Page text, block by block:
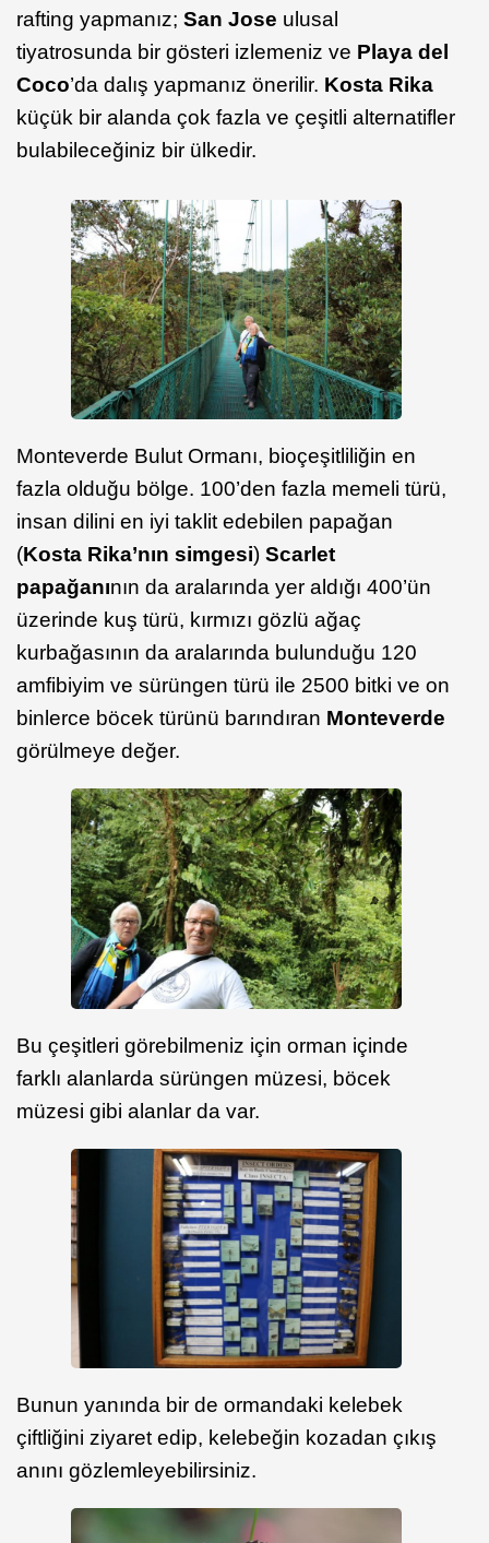
rafting yapmanız; San Jose ulusal
tiyatrosunda bir gösteri izlemeniz ve Playa del
Coco’da dalış yapmanız önerilir. Kosta Rika
küçük bir alanda çok fazla ve çeşitli alternatifler
bulabileceğiniz bir ülkedir.
Monteverde Bulut Ormanı, bioçeşitliliğin en
fazla olduğu bölge. 100’den fazla memeli türü,
insan dilini en iyi taklit edebilen papağan
(Kosta Rika’nın simgesi) Scarlet
papağanının da aralarında yer aldığı 400’ün
üzerinde kuş türü, kırmızı gözlü ağaç
kurbağasının da aralarında bulunduğu 120
amfibiyim ve sürüngen türü ile 2500 bitki ve on
binlerce böcek türünü barındıran Monteverde
görülmeye değer.
Bu çeşitleri görebilmeniz için orman içinde
farklı alanlarda sürüngen müzesi, böcek
müzesi gibi alanlar da var.
Bunun yanında bir de ormandaki kelebek
çiftliğini ziyaret edip, kelebeğin kozadan çıkış
anını gözlemleyebilirsiniz.